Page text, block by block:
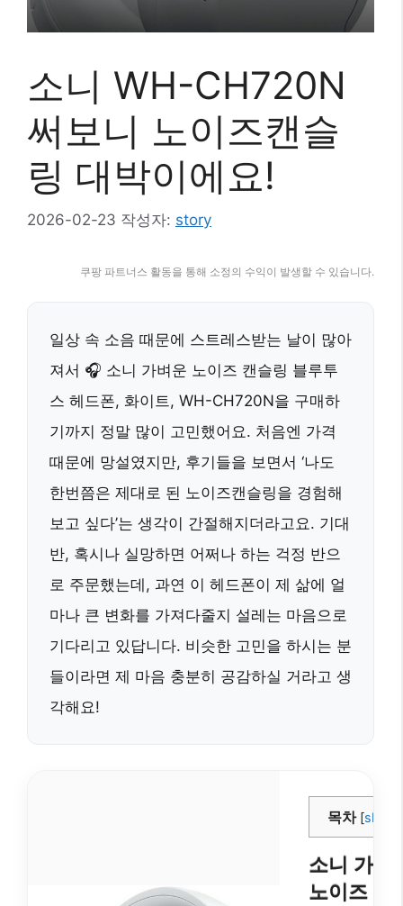
소니 WH-CH720N
써보니 노이즈캔슬
링 대박이에요!
2026-02-23 작성자: story
쿠팡 파트너스 활동을 통해 소정의 수익이 발생할 수 있습니다.
일상 속 소음 때문에 스트레스받는 날이 많아
져서 🎧 소니 가벼운 노이즈 캔슬링 블루투
스 헤드폰, 화이트, WH-CH720N을 구매하
기까지 정말 많이 고민했어요. 처음엔 가격
때문에 망설였지만, 후기들을 보면서 ‘나도
한번쯤은 제대로 된 노이즈캔슬링을 경험해
보고 싶다’는 생각이 간절해지더라고요. 기대
반, 혹시나 실망하면 어쩌나 하는 걱정 반으
로 주문했는데, 과연 이 헤드폰이 제 삶에 얼
마나 큰 변화를 가져다줄지 설레는 마음으로
기다리고 있답니다. 비슷한 고민을 하시는 분
들이라면 제 마음 충분히 공감하실 거라고 생
각해요!
목차 [show
소니 가벼
노이즈 캔